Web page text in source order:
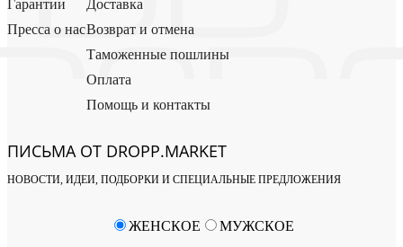
Гарантии
Пресса о нас
Доставка
Возврат и отмена
Таможенные пошлины
Оплата
Помощь и контакты
ПИСЬМА ОТ DROPP.MARKET
НОВОСТИ, ИДЕИ, ПОДБОРКИ И СПЕЦИАЛЬНЫЕ ПРЕДЛОЖЕНИЯ
ЖЕНСКОЕ МУЖСКОЕ